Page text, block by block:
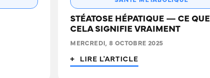
STÉATOSE HÉPATIQUE — CE QUE
CELA SIGNIFIE VRAIMENT
MERCREDI, 8 OCTOBRE 2025
+ LIRE L'ARTICLE